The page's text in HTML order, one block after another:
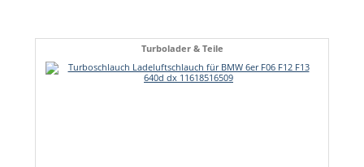
Turbolader & Teile